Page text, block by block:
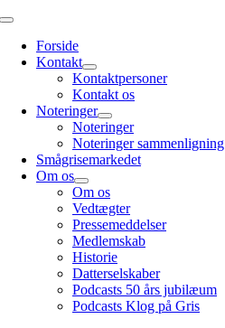
Skip
content
Toggle
NavigationForside
Kontakt
Kontaktpersoner
Kontakt os
Noteringer
Noteringer
Noteringer sammenligning
Smågrisemarkedet
Om os
Om os
Vedtægter
Pressemeddelser
Medlemskab
Historie
Datterselskaber
Podcasts 50 års jubilæum
Podcasts Klog på Gris